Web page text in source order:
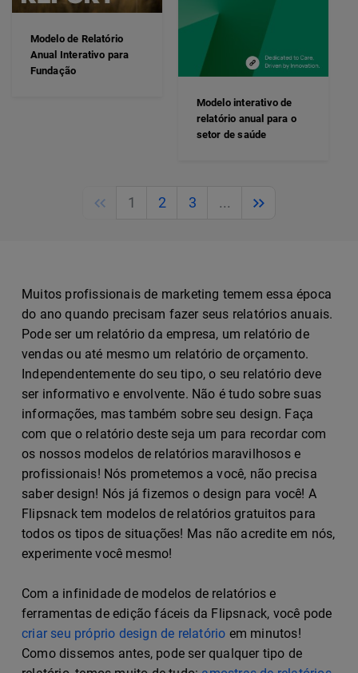
Modelo de Relatório
Anual Interativo para
Fundação
Modelo interativo de
relatório anual para o
setor de saúde
Previous
1 2 3 ... Next
Muitos profissionais de marketing temem essa época
do ano quando precisam fazer seus relatórios anuais.
Pode ser um relatório da empresa, um relatório de
vendas ou até mesmo um relatório de orçamento.
Independentemente do seu tipo, o seu relatório deve
ser informativo e envolvente. Não é tudo sobre suas
informações, mas também sobre seu design. Faça
com que o relatório deste seja um para recordar com
os nossos modelos de relatórios maravilhosos e
profissionais! Nós prometemos a você, não precisa
saber design! Nós já fizemos o design para você! A
Flipsnack tem modelos de relatórios gratuitos para
todos os tipos de situações! Mas não acredite em nós,
experimente você mesmo!
Com a infinidade de modelos de relatórios e
ferramentas de edição fáceis da Flipsnack, você pode
criar seu próprio design de relatório em minutos!
Como dissemos antes, pode ser qualquer tipo de